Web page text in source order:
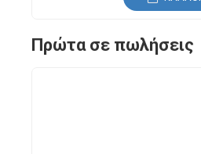
Πρώτα σε πωλήσεις